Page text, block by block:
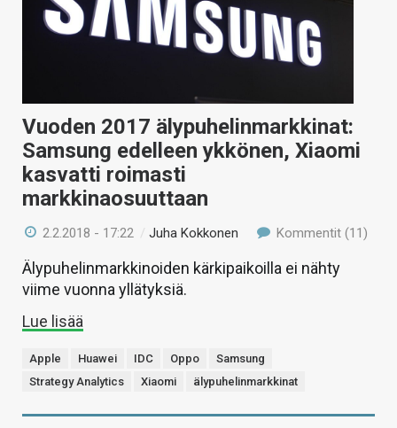
Vuoden 2017 älypuhelinmarkkinat:
Samsung edelleen ykkönen, Xiaomi
kasvatti roimasti
markkinaosuuttaan
2.2.2018 - 17:22 /Juha Kokkonen Kommentit (11)
Älypuhelinmarkkinoiden kärkipaikoilla ei nähty
viime vuonna yllätyksiä.
Lue lisää
Apple Huawei IDC Oppo
Samsung
Strategy Analytics
Xiaomi älypuhelinmarkkinat